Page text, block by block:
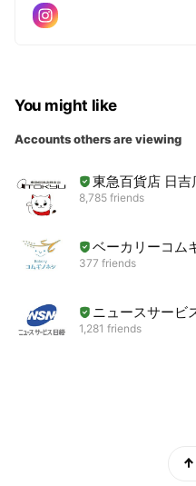
You might like
Accounts others are viewing
東急百貨店 日吉
8,785 friends
ベーカリーコム
377 friends
ニュースサービ
1,281 friends